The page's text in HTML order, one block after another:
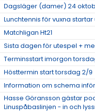
Dagsläger (damer) 24
Lunchtennis för vuxna startar
Matchligan Ht21
Sista dagen för utespel +
Terminsstart imorgon
Hösttermin start torsdag 2/9
Information om schema inför
Hasse Göransson gästar
Linuspåbaslinjen - in och